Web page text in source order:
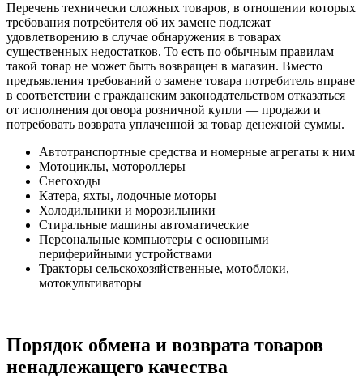
Перечень технически сложных товаров, в отношении которых
требования потребителя об их замене подлежат
удовлетворению в случае обнаружения в товарах
существенных недостатков. То есть по обычным правилам
такой товар не может быть возвращен в магазин. Вместо
предъявления требований о замене товара потребитель вправе
в соответствии с гражданским законодательством отказаться
от исполнения договора розничной купли — продажи и
потребовать возврата уплаченной за товар денежной суммы.
Автотранспортные средства и номерные агрегаты к ним
Мотоциклы, мотороллеры
Снегоходы
Катера, яхты, лодочные моторы
Холодильники и морозильники
Стиральные машины автоматические
Персональные компьютеры с основными
периферийными устройствами
Тракторы сельскохозяйственные, мотоблоки,
мотокультиваторы
Порядок обмена и возврата товаров
ненадлежащего качества